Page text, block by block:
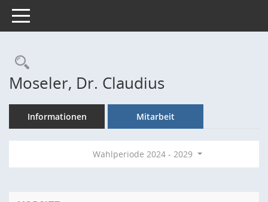
Toggle navigation
Rechercheauswahl
Moseler, Dr. Claudius
Informationen Mitarbeit
Wahlperiode 2024 - 2029